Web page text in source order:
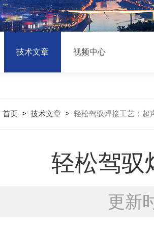
技术文章 视频中心
首页> 技术文章> 轻松驾驭焊接工艺：超
轻松驾驭
更新